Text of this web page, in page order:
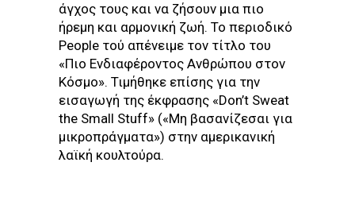
άγχος τους και να ζήσουν μια πιο
ήρεμη και αρμονική ζωή. Το περιοδικό
People τού απένειμε τον τίτλο του
«Πιο Ενδιαφέροντος Ανθρώπου στον
Κόσμο». Τιμήθηκε επίσης για την
εισαγωγή της έκφρασης «Don’t Sweat
the Small Stuff» («Μη βασανίζεσαι για
μικροπράγματα») στην αμερικανική
λαϊκή κουλτούρα.